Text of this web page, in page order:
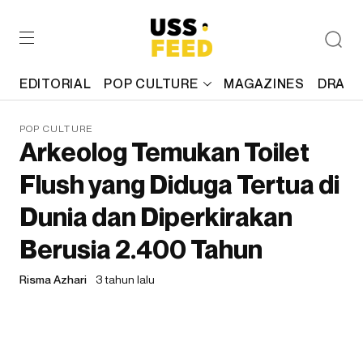
EDITORIAL POP CULTURE MAGAZINES
POP CULTURE
Arkeolog Temukan Toilet
Flush yang Diduga Tertua di
Dunia dan Diperkirakan
Berusia 2.400 Tahun
Risma Azhari 3 tahun lalu